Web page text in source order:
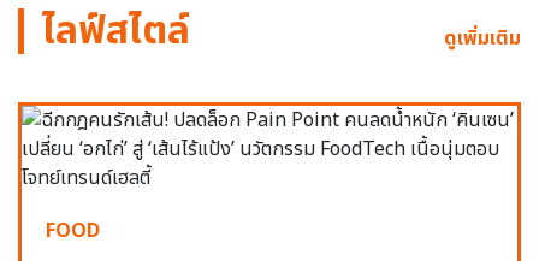
ไลฟ์สไตล์ ดูเพิ่มเติม
FOOD